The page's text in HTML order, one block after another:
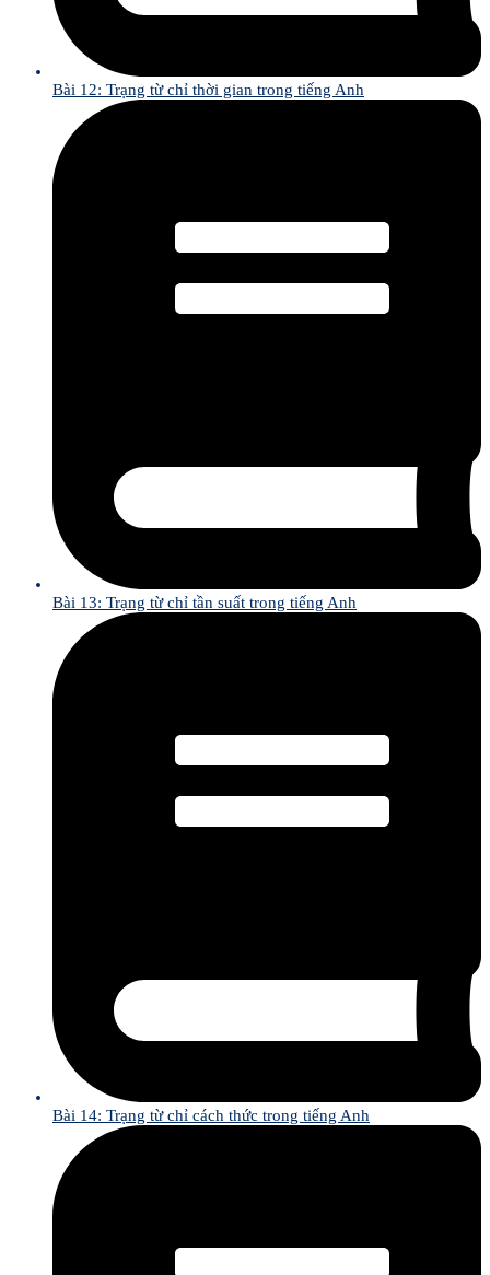
Bài 12: Trạng từ chỉ thời gian trong tiếng Anh
Bài 13: Trạng từ chỉ tần suất trong tiếng Anh
Bài 14: Trạng từ chỉ cách thức trong tiếng Anh